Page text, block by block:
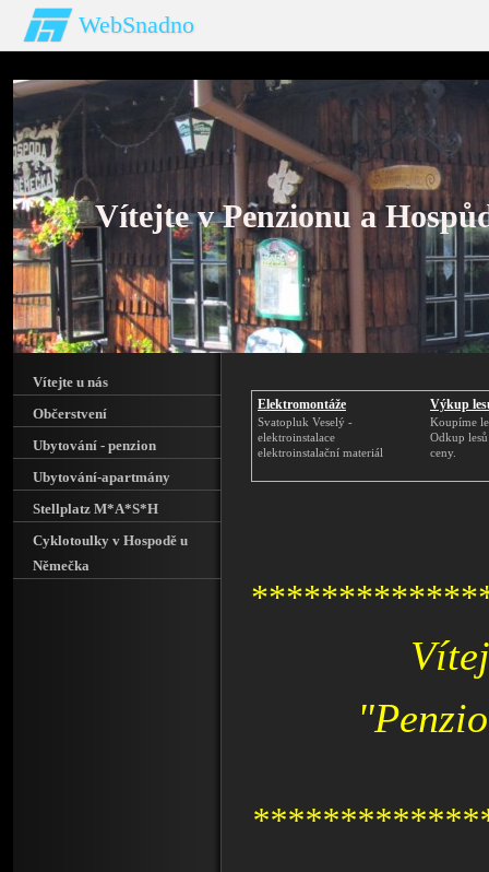
WebSnadno
Vítejte v Penzionu a
Elektromontáže
Svatopluk Veselý -
elektroinstalace
elektroinstalační materiál
Výkup
Koupíme
Odkup
ceny.
Vítejte u nás
Občerstvení
Ubytování - penzion
Ubytování-apartmány
Stellplatz M*A*S*H
Cyklotoulky v Hospodě u
Němečka